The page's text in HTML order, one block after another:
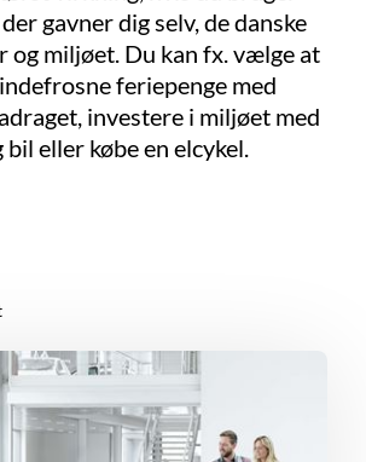
gavner dig selv, de danske
og miljøet. Du kan fx. vælge at
feriepenge med
investere i miljøet med
eller købe en elcykel.